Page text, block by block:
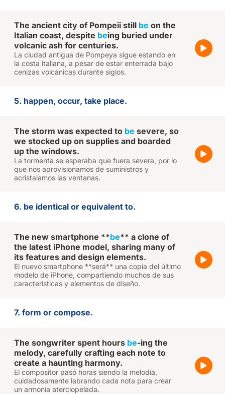
The ancient city of Pompeii still be on the
Italian coast, despite being buried under
volcanic ash for centuries.
La ciudad antigua de Pompeya sigue estando en
la costa italiana, a pesar de estar enterrada bajo
cenizas volcánicas durante siglos.
5. happen, occur, take place.
The storm was expected to be severe, so
we stocked up on supplies and boarded
up the windows.
La tormenta se esperaba que fuera severa, por lo
que nos aprovisionamos de suministros y
acristalamos las ventanas.
6. be identical or equivalent to.
The new smartphone **be** a clone of
the latest iPhone model, sharing many of
its features and design elements.
El nuevo smartphone **será** una copia del último
modelo de iPhone, compartiendo muchos de sus
características y elementos de diseño.
7. form or compose.
The songwriter spent hours be-ing the
melody, carefully crafting each note to
create a haunting harmony.
El compositor pasó horas siendo la melodía,
cuidadosamente labrando cada nota para crear
un armonía aterciopelada.